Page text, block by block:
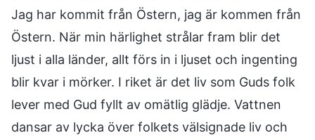
Jag har kommit från Östern, jag är kommen från
Östern. När min härlighet strålar fram blir det
ljust i alla länder, allt förs in i ljuset och ingenting
blir kvar i mörker. I riket är det liv som Guds folk
lever med Gud fyllt av omätlig glädje. Vattnen
dansar av lycka över folkets välsignade liv och